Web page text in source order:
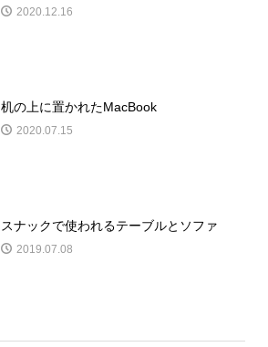
2020.12.16
机の上に置かれたMacBook
2020.07.15
スナックで使われるテーブルとソファ
2019.07.08